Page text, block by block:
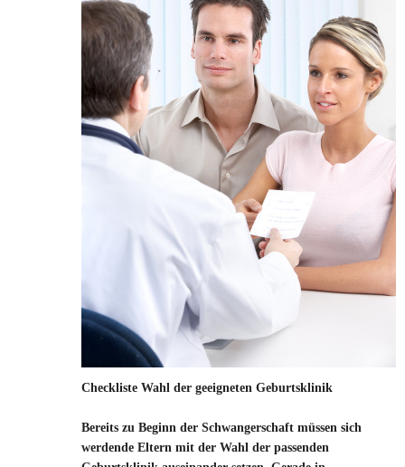
Checkliste Wahl der geeigneten Geburtsklinik
Bereits zu Beginn der Schwangerschaft müssen sich
werdende Eltern mit der Wahl der passenden